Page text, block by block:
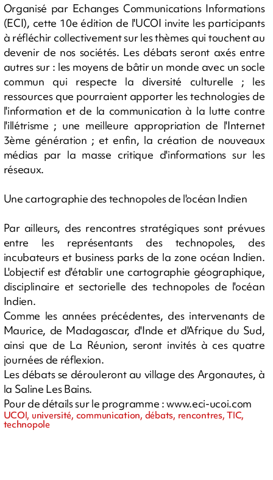
Organisé par Echanges Communications Informations
(ECI), cette 10e édition de l'UCOI invite les participants
à réfléchir collectivement sur les thèmes qui touchent au
devenir de nos sociétés. Les débats seront axés entre
autres sur : les moyens de bâtir un monde avec un socle
commun qui respecte la diversité culturelle ; les
ressources que pourraient apporter les technologies de
l'information et de la communication à la lutte contre
l'illétrisme ; une meilleure appropriation de l'Internet
3ème génération ; et enfin, la création de nouveaux
médias par la masse critique d'informations sur les
réseaux.
Une cartographie des technopoles de l'océan Indien
Par ailleurs, des rencontres stratégiques sont prévues
entre les représentants des technopoles, des
incubateurs et business parks de la zone océan Indien.
L'objectif est d'établir une cartographie géographique,
disciplinaire et sectorielle des technopoles de l'océan
Indien.
Comme les années précédentes, des intervenants de
Maurice, de Madagascar, d'Inde et d'Afrique du Sud,
ainsi que de La Réunion, seront invités à ces quatre
journées de réflexion.
Les débats se dérouleront au village des Argonautes, à
la Saline Les Bains.
Pour de détails sur le programme : www.eci-ucoi.com
UCOI, université, communication, débats, rencontres, TIC,
technopole